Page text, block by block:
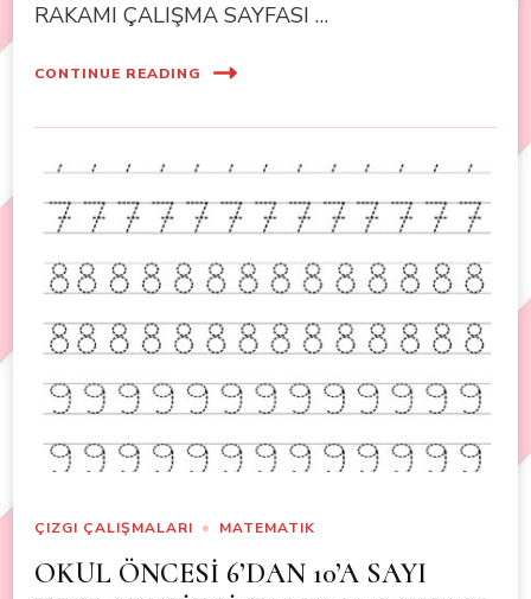
RAKAMI ÇALIŞMA SAYFASI …
CONTINUE READING
ÇIZGI ÇALIŞMALARI MATEMATIK
OKUL ÖNCESİ 6’DAN 10’A SAYI